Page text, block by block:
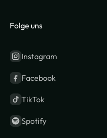
Folge uns
Instagram
Facebook
TikTok
Spotify